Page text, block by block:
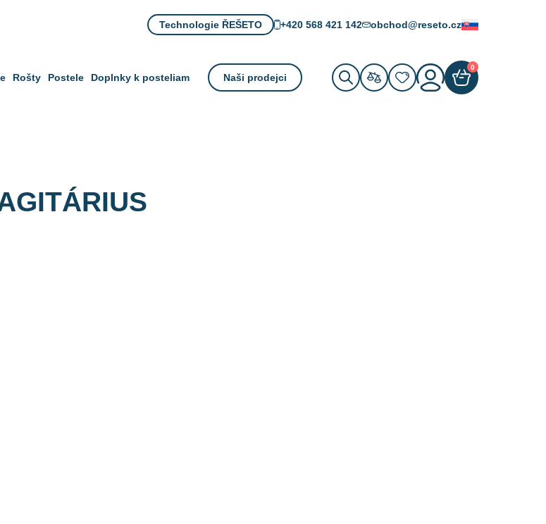
Technologie ŘEŠETO +420 568 421 142 obchod@reseto.cz
Slovenčina
Rošty Postele Doplnky k posteliam Naši prodejci
0